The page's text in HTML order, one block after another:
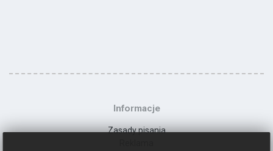
Informacje
Zasady pisania